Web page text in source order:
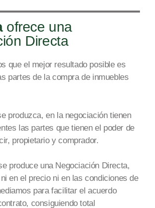
ofrece una
Directa
que el mejor resultado posible es
partes de la compra de inmuebles
produzca, en la negociación tienen
las partes que tienen el poder de
propietario y comprador.
produce una Negociación Directa,
en el precio ni en las condiciones de
para facilitar el acuerdo
consiguiendo total